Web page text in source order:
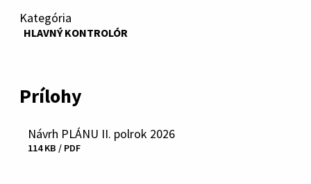
Kategória
HLAVNÝ KONTROLÓR
Prílohy
Stiahnuť
Návrh PLÁNU II. polrok 2026
114 KB / PDF